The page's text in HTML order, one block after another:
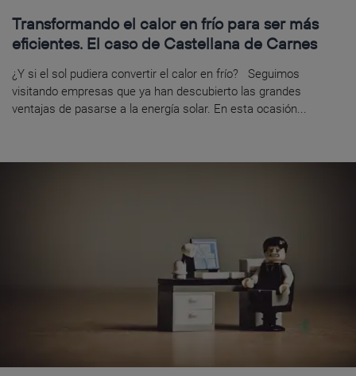
Transformando el calor en frío para ser más
eficientes. El caso de Castellana de Carnes
¿Y si el sol pudiera convertir el calor en frío? Seguimos
visitando empresas que ya han descubierto las grandes
ventajas de pasarse a la energía solar. En esta ocasión...